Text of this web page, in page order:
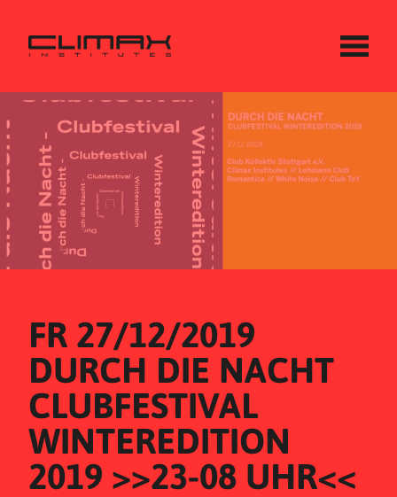
FR 27/12/2019
DURCH DIE NACHT
CLUBFESTIVAL
WINTEREDITION
2019 >>23-08 UHR<<